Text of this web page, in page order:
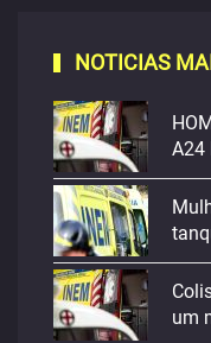
NOTICIAS
A24
um